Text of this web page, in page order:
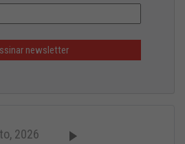
2026